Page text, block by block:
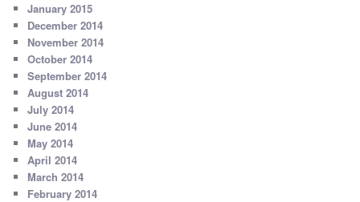
January 2015
December 2014
November 2014
October 2014
September 2014
August 2014
July 2014
June 2014
May 2014
April 2014
March 2014
February 2014